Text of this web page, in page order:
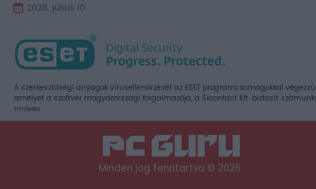
2026. július 10.
A szerkesztőségi anyagok vírusellenőrzését az ESET programcsomagokkal
amelyet a szoftver magyarországi forgalmazója, a Sicontact Kft. biztosít
Hirdetés
Minden jog fenntartva © 2026